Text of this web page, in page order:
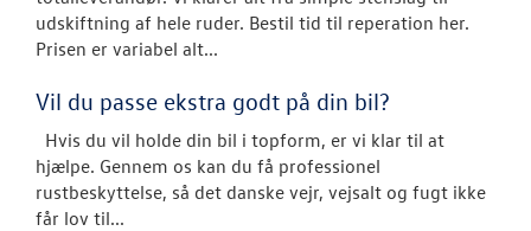
udskiftning af hele ruder. Bestil tid til reperation her.
Prisen er variabel alt...
Vil du passe ekstra godt på din bil?
Hvis du vil holde din bil i topform, er vi klar til at
hjælpe. Gennem os kan du få professionel
rustbeskyttelse, så det danske vejr, vejsalt og fugt ikke
får lov til...